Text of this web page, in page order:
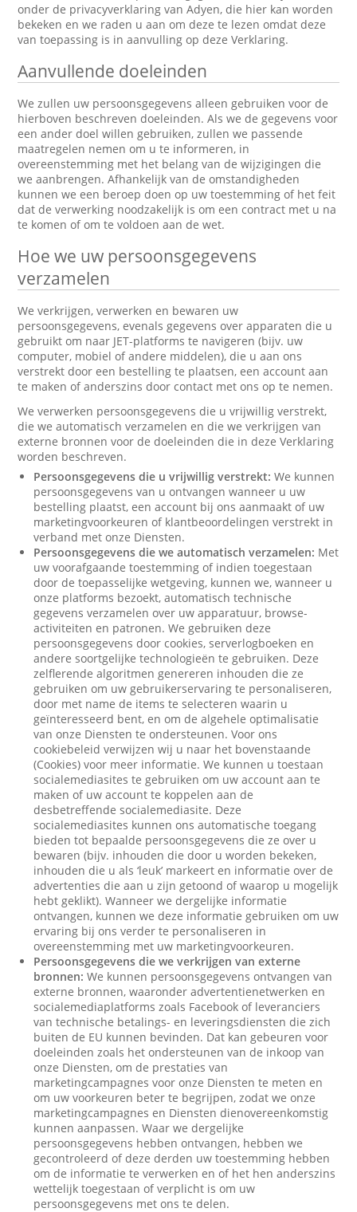
onder de privacyverklaring van Adyen, die hier kan worden
bekeken en we raden u aan om deze te lezen omdat deze
van toepassing is in aanvulling op deze Verklaring.
Aanvullende doeleinden
We zullen uw persoonsgegevens alleen gebruiken voor de
hierboven beschreven doeleinden. Als we de gegevens voor
een ander doel willen gebruiken, zullen we passende
maatregelen nemen om u te informeren, in
overeenstemming met het belang van de wijzigingen die
we aanbrengen. Afhankelijk van de omstandigheden
kunnen we een beroep doen op uw toestemming of het feit
dat de verwerking noodzakelijk is om een contract met u na
te komen of om te voldoen aan de wet.
Hoe we uw persoonsgegevens
verzamelen
We verkrijgen, verwerken en bewaren uw
persoonsgegevens, evenals gegevens over apparaten die u
gebruikt om naar JET-platforms te navigeren (bijv. uw
computer, mobiel of andere middelen), die u aan ons
verstrekt door een bestelling te plaatsen, een account aan
te maken of anderszins door contact met ons op te nemen.
We verwerken persoonsgegevens die u vrijwillig verstrekt,
die we automatisch verzamelen en die we verkrijgen van
externe bronnen voor de doeleinden die in deze Verklaring
worden beschreven.
Persoonsgegevens die u vrijwillig verstrekt: We kunnen
persoonsgegevens van u ontvangen wanneer u uw
bestelling plaatst, een account bij ons aanmaakt of uw
marketingvoorkeuren of klantbeoordelingen verstrekt in
verband met onze Diensten.
Persoonsgegevens die we automatisch verzamelen: Met
uw voorafgaande toestemming of indien toegestaan
door de toepasselijke wetgeving, kunnen we, wanneer u
onze platforms bezoekt, automatisch technische
gegevens verzamelen over uw apparatuur, browse-
activiteiten en patronen. We gebruiken deze
persoonsgegevens door cookies, serverlogboeken en
andere soortgelijke technologieën te gebruiken. Deze
zelflerende algoritmen genereren inhouden die ze
gebruiken om uw gebruikerservaring te personaliseren,
door met name de items te selecteren waarin u
geïnteresseerd bent, en om de algehele optimalisatie
van onze Diensten te ondersteunen. Voor ons
cookiebeleid verwijzen wij u naar het bovenstaande
(Cookies) voor meer informatie. We kunnen u toestaan
socialemediasites te gebruiken om uw account aan te
maken of uw account te koppelen aan de
desbetreffende socialemediasite. Deze
socialemediasites kunnen ons automatische toegang
bieden tot bepaalde persoonsgegevens die ze over u
bewaren (bijv. inhouden die door u worden bekeken,
inhouden die u als ‘leuk’ markeert en informatie over de
advertenties die aan u zijn getoond of waarop u mogelijk
hebt geklikt). Wanneer we dergelijke informatie
ontvangen, kunnen we deze informatie gebruiken om uw
ervaring bij ons verder te personaliseren in
overeenstemming met uw marketingvoorkeuren.
Persoonsgegevens die we verkrijgen van externe
bronnen: We kunnen persoonsgegevens ontvangen van
externe bronnen, waaronder advertentienetwerken en
socialemediaplatforms zoals Facebook of leveranciers
van technische betalings- en leveringsdiensten die zich
buiten de EU kunnen bevinden. Dat kan gebeuren voor
doeleinden zoals het ondersteunen van de inkoop van
onze Diensten, om de prestaties van
marketingcampagnes voor onze Diensten te meten en
om uw voorkeuren beter te begrijpen, zodat we onze
marketingcampagnes en Diensten dienovereenkomstig
kunnen aanpassen. Waar we dergelijke
persoonsgegevens hebben ontvangen, hebben we
gecontroleerd of deze derden uw toestemming hebben
om de informatie te verwerken en of het hen anderszins
wettelijk toegestaan of verplicht is om uw
persoonsgegevens met ons te delen.